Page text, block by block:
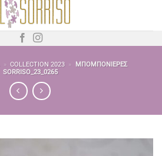
» COLLECTION 2023 »
ΜΠΟΜΠΟΝΙΈΡΕΣ
SORRISO_23_0265